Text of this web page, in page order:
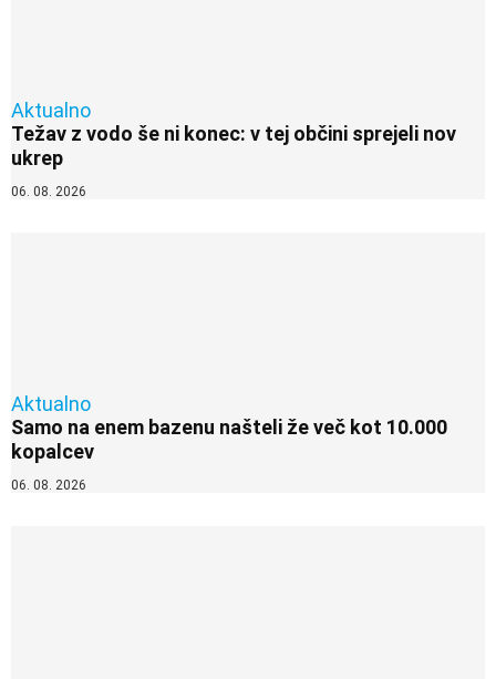
Aktualno
Težav z vodo še ni konec: v tej občini sprejeli nov
ukrep
06. 08. 2026
Aktualno
Samo na enem bazenu našteli že več kot 10.000
kopalcev
06. 08. 2026